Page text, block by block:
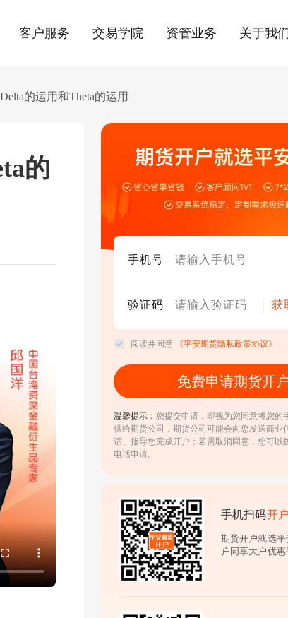
客户服务 交易学院 资管业务 关于我们
的运用和Theta的运用
的
手机号
验证码 获
阅读并同意 《平安期货隐私政策协议》
免费申请期货开
温馨提示： 您提交申请，即视为您同意将您的
供给期货公司，期货公司可能会向您发送商业
话、指导您完成开户；若需取消同意，您可以
电话申请。
手机扫码开户
期货开户就选
户同享大户优